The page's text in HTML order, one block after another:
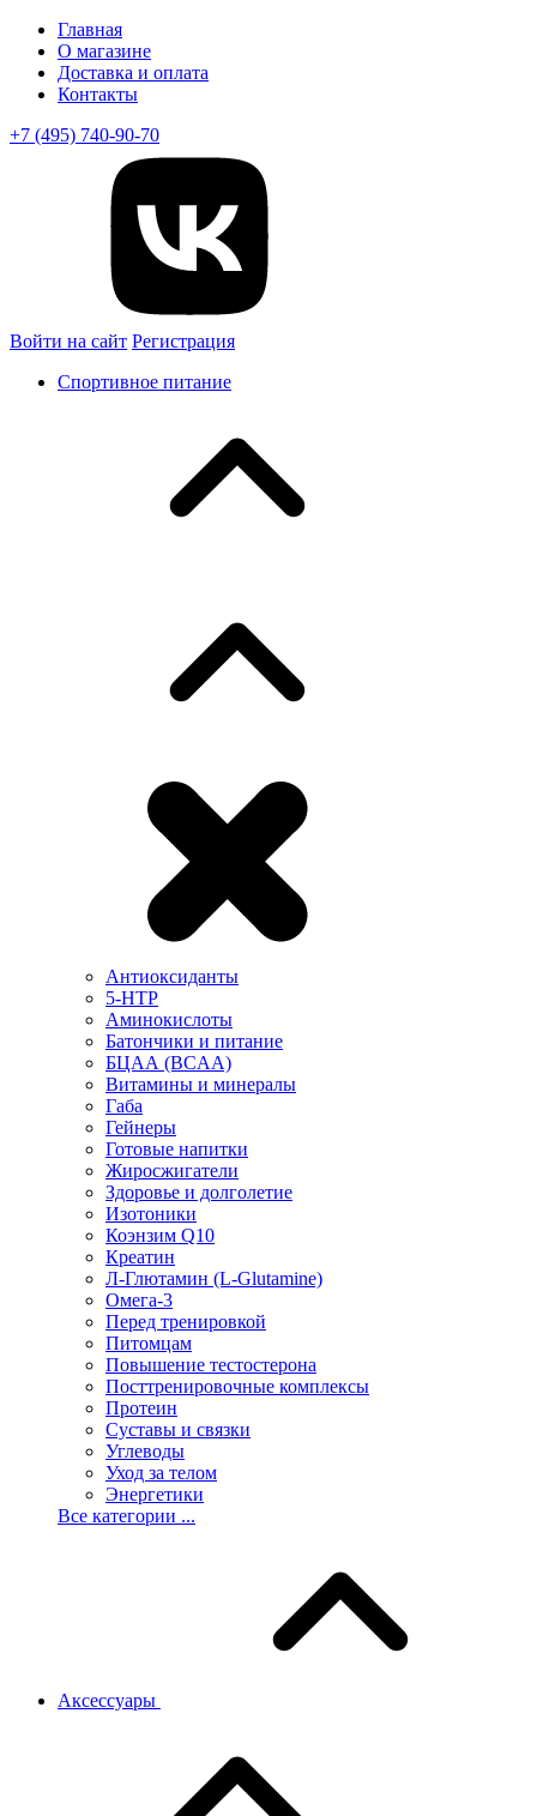
Главная
О магазине
Доставка и оплата
Контакты
+7 (495) 740-90-70
Войти на сайт Регистрация
Спортивное питание
Антиоксиданты
5-HTP
Аминокислоты
Батончики и питание
БЦАА (BCAA)
Витамины и минералы
Габа
Гейнеры
Готовые напитки
Жиросжигатели
Здоровье и долголетие
Изотоники
Коэнзим Q10
Креатин
Л-Глютамин (L-Glutamine)
Омега-3
Перед тренировкой
Питомцам
Повышение тестостерона
Посттренировочные комплексы
Протеин
Суставы и связки
Углеводы
Уход за телом
Энергетики
Все категории ...
Аксессуары